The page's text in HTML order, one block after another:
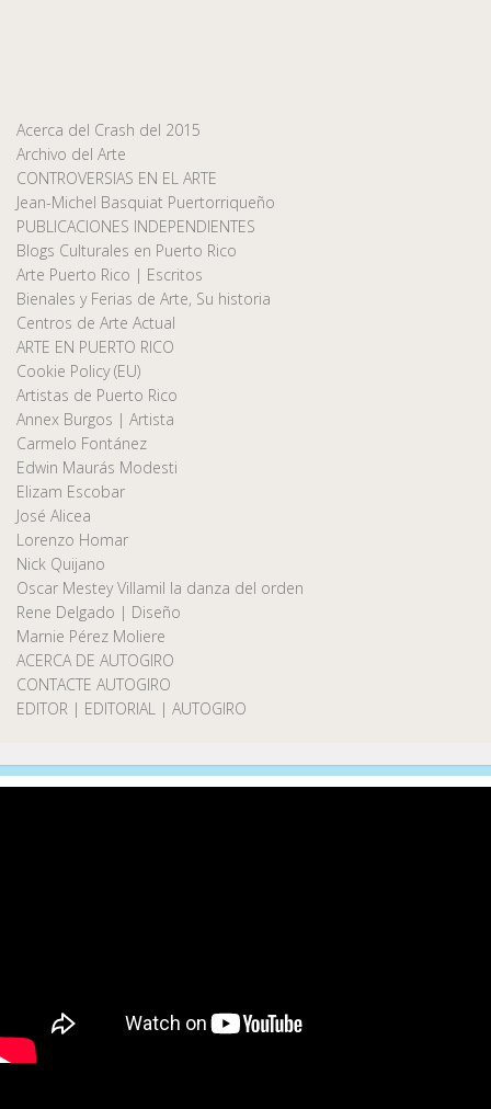
Acerca del Crash del 2015
Archivo del Arte
CONTROVERSIAS EN EL ARTE
Jean-Michel Basquiat Puertorriqueño
PUBLICACIONES INDEPENDIENTES
Blogs Culturales en Puerto Rico
Arte Puerto Rico | Escritos
Bienales y Ferias de Arte, Su historia
Centros de Arte Actual
ARTE EN PUERTO RICO
Cookie Policy (EU)
Artistas de Puerto Rico
Annex Burgos | Artista
Carmelo Fontánez
Edwin Maurás Modesti
Elizam Escobar
José Alicea
Lorenzo Homar
Nick Quijano
Oscar Mestey Villamil la danza del orden
Rene Delgado | Diseño
Marnie Pérez Moliere
ACERCA DE AUTOGIRO
CONTACTE AUTOGIRO
EDITOR | EDITORIAL | AUTOGIRO